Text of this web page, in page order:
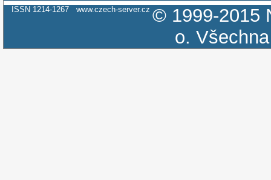
ISSN 1214-1267 www.czech-server.cz © 1999-2015
o.